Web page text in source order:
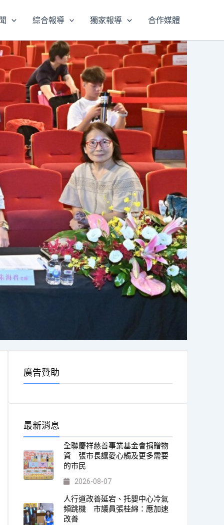
綜合報導 獨家報導 合作媒體
廣告贊助
最新消息
全聯慶祥慈善事業基金會捐贈物
資 張市長讓愛心觸及更多需要
的市民
2026-08-07
人行道改善延宕、托嬰中心冷氣
頻跳機 市議員張桂綿：應加速
改善